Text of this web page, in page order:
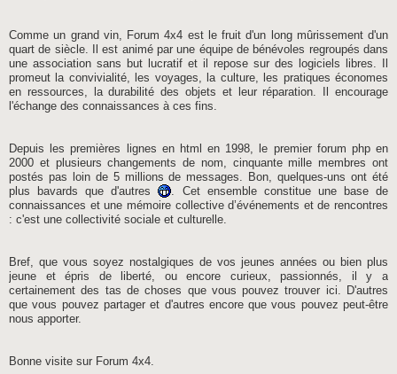
Comme un grand vin, Forum 4x4 est le fruit d'un long mûrissement d'un
quart de siècle. Il est animé par une équipe de bénévoles regroupés dans
une association sans but lucratif et il repose sur des logiciels libres. Il
promeut la convivialité, les voyages, la culture, les pratiques économes
en ressources, la durabilité des objets et leur réparation. Il encourage
l'échange des connaissances à ces fins.
Depuis les premières lignes en html en 1998, le premier forum php en
2000 et plusieurs changements de nom, cinquante mille membres ont
postés pas loin de 5 millions de messages. Bon, quelques-uns ont été
plus bavards que d'autres
. Cet ensemble constitue une base de
connaissances et une mémoire collective d’événements et de rencontres
: c'est une collectivité sociale et culturelle.
Bref, que vous soyez nostalgiques de vos jeunes années ou bien plus
jeune et épris de liberté, ou encore curieux, passionnés, il y a
certainement des tas de choses que vous pouvez trouver ici. D'autres
que vous pouvez partager et d'autres encore que vous pouvez peut-être
nous apporter.
Bonne visite sur Forum 4x4.